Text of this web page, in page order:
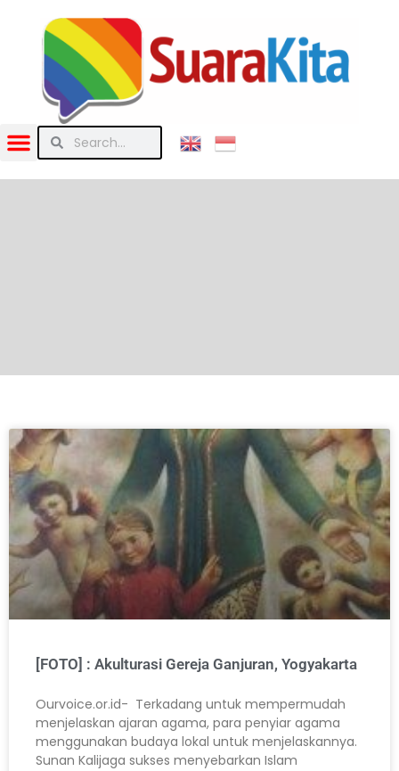
[FOTO] : Akulturasi Gereja Ganjuran, Yogyakarta
Ourvoice.or.id- Terkadang untuk mempermudah
menjelaskan ajaran agama, para penyiar agama
menggunakan budaya lokal untuk menjelaskannya.
Sunan Kalijaga sukses menyebarkan Islam